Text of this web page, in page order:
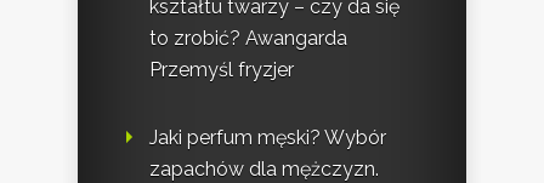
kształtu twarzy – czy da się
to zrobić? Awangarda
Przemyśl fryzjer
Jaki perfum męski? Wybór
zapachów dla mężczyzn.